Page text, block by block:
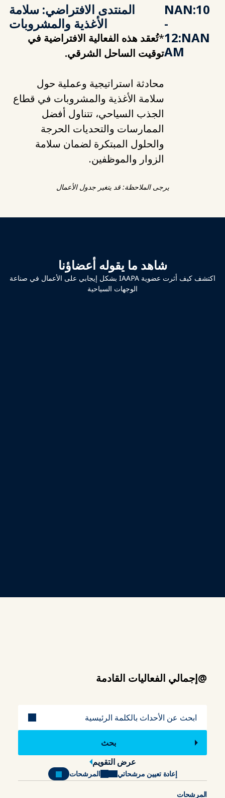
10:NAN
-
12:NAN
AM
المنتدى الافتراضي: سلامة
الأغذية والمشروبات
*تُعقد هذه الفعالية الافتراضية في
توقيت الساحل الشرقي.
محادثة استراتيجية وعملية حول
سلامة الأغذية والمشروبات في قطاع
الجذب السياحي، تتناول أفضل
الممارسات والتحديات الحرجة
والحلول المبتكرة لضمان سلامة
الزوار والموظفين.
يرجى الملاحظة: قد يتغير جدول الأعمال
شاهد ما يقوله أعضاؤنا
اكتشف كيف أثرت عضوية IAAPA بشكل إيجابي على الأعمال في صناعة
الوجهات السياحية
@إجمالي الفعاليات القادمة
عرض التقويم
إعادة تعيين مرشحاتي المرشحات
المرشحات